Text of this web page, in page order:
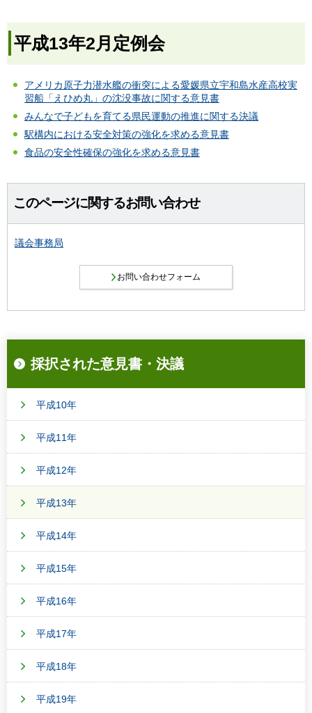
平成13年2月定例会
アメリカ原子力潜水艦の衝突による愛媛県立宇和島水産高校実
習船「えひめ丸」の沈没事故に関する意見書
みんなで子どもを育てる県民運動の推進に関する決議
駅構内における安全対策の強化を求める意見書
食品の安全性確保の強化を求める意見書
このページに関するお問い合わせ
議会事務局
採択された意見書・決議
平成10年
平成11年
平成12年
平成13年
平成14年
平成15年
平成16年
平成17年
平成18年
平成19年